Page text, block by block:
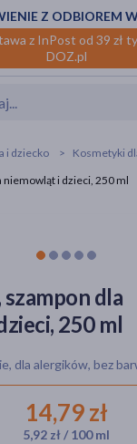
z InPost od 39 zł
DOZ.pl
Z ODBIOREM
i dziecko
Kosmetyki
niemowląt i dzieci, 250 ml
dla
250 ml
dla alergików, bez
14,79 zł
5,92 zł / 100 ml